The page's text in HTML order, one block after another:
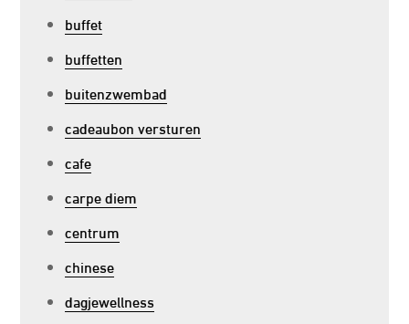
buffet
buffetten
buitenzwembad
cadeaubon versturen
cafe
carpe diem
centrum
chinese
dagjewellness